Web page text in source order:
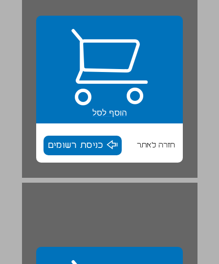
הוסף לסל
חזרה לאתר כניסת רשומים